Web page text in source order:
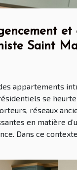
et
Saint
appartements
se
réseaux
en matière
Dans ce